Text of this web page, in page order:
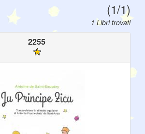
(1/1)
1 Libri trovati
2255